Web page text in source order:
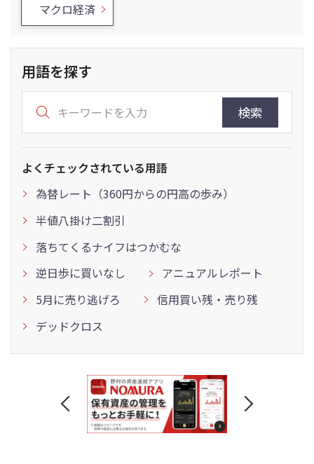
マクロ経済
用語を探す
検索
よくチェックされている用語
為替レート（360円からの円高の歩み）
半値八掛け二割引
落ちてくるナイフはつかむな
逆日歩に買いなし
アニュアルレポート
5月に売り逃げろ
信用買い残・売り残
デッドクロス